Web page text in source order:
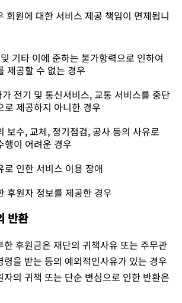
회원에 대한 서비스 제공 책임이 면제됩니
기타 이에 준하는 불가항력으로 인하여
제공할 수 없는 경우
전기 및 통신서비스, 교통 서비스를 중단
로 제공하지 아니한 경우
보수, 교체, 정기점검, 공사 등의 사유로
행이 어려운 경우
로 인한 서비스 이용 장애
후원자 정보를 제공한 경우
반환
한 후원금은 재단의 귀책사유 또는 주무관
령을 받는 등의 예외적인사유가 있는 경우
의 귀책 또는 단순 변심으로 인한 반환은